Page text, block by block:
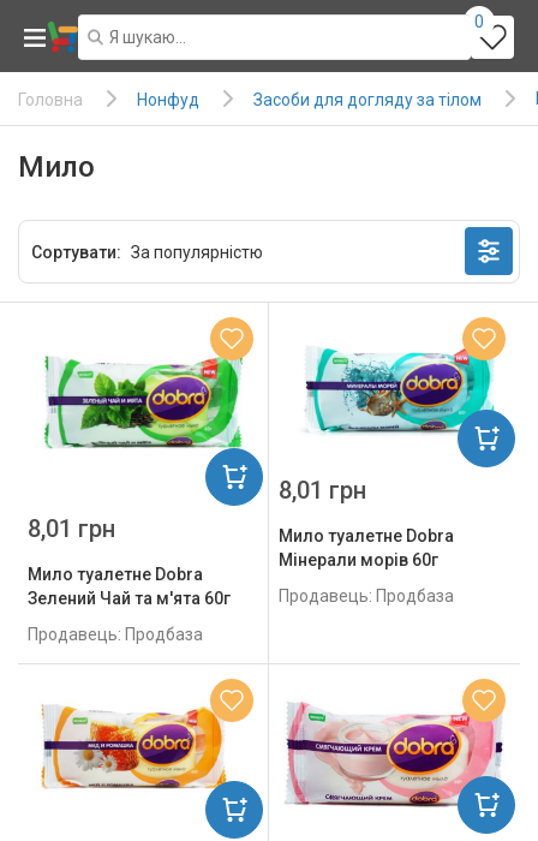
0
Головна Нонфуд Засоби для догляду за тілом
Мило
Сортувати:
Мило туалетне Dobra
Зелений Чай та м'ята 60г
Продавець: Продбаза
8,01 грн
Мило туалетне Dobra
Мінерали морів 60г
Продавець: Продбаза
8,01 грн